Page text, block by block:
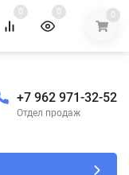
0 0 0
+7 962 971-32-52
Отдел продаж